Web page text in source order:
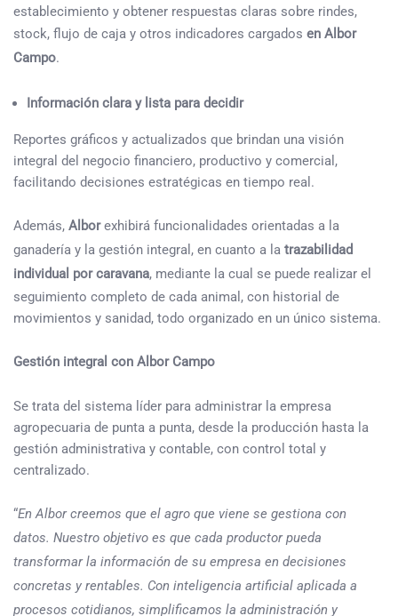
establecimiento y obtener respuestas claras sobre rindes,
stock, flujo de caja y otros indicadores cargados en Albor
Campo.
Información clara y lista para decidir
Reportes gráficos y actualizados que brindan una visión
integral del negocio financiero, productivo y comercial,
facilitando decisiones estratégicas en tiempo real.
Además, Alborexhibirá funcionalidades orientadas a la
ganadería y la gestión integral, en cuanto a la trazabilidad
individual por caravana, mediante la cual se puede realizar el
seguimiento completo de cada animal, con historial de
movimientos y sanidad, todo organizado en un único sistema.
Gestión integral con Albor Campo
Se trata del sistema líder para administrar la empresa
agropecuaria de punta a punta, desde la producción hasta la
gestión administrativa y contable, con control total y
centralizado.
“En Albor creemos que el agro que viene se gestiona con
datos. Nuestro objetivo es que cada productor pueda
transformar la información de su empresa en decisiones
concretas y rentables. Con inteligencia artificial aplicada a
procesos cotidianos, simplificamos la administración y